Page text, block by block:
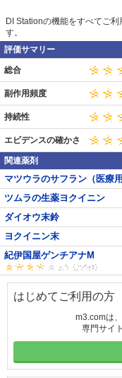
DI Stationの機能をすべてご利
す。
評価サマリー
総合
副作用頻度
持続性
エビデンスの確かさ
関連薬剤
マツウラのサフラン（医療用
ツムラの生薬ヨクイニン
ダイオウ末鈴
ヨクイニン末
紀伊国屋ゲンチアナM
はじめてご利用の方
m3.comは
専門サイ